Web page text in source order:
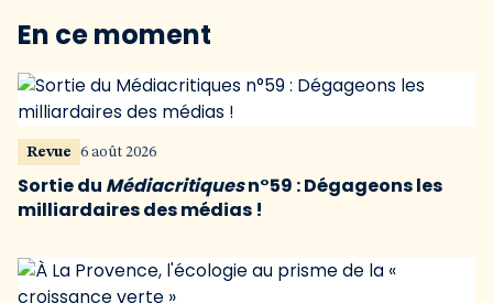
En ce moment
Revue 6 août 2026
Sortie du Médiacritiquesn°59 : Dégageons les
milliardaires des médias !